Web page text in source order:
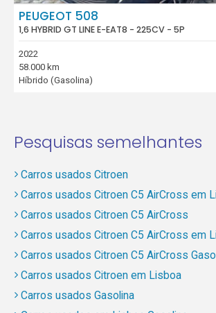
PEUGEOT 508
1,6 HYBRID GT LINE E-EAT8 - 225CV - 5P
2022
58.000 km
Híbrido (Gasolina)
Pesquisas semelhantes
Carros usados Citroen
Carros usados Citroen C5 AirCross em
Carros usados Citroen C5 AirCross
Carros usados Citroen C5 AirCross em
Carros usados Citroen C5 AirCross
Carros usados Citroen em Lisboa
Carros usados Gasolina